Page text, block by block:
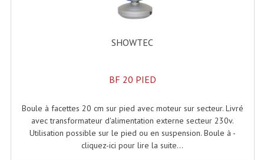
SHOWTEC
BF 20 PIED
Boule à facettes 20 cm sur pied avec moteur sur secteur. Livré
avec transformateur d'alimentation externe secteur 230v.
Utilisation possible sur le pied ou en suspension. Boule à -
cliquez-ici pour lire la suite...